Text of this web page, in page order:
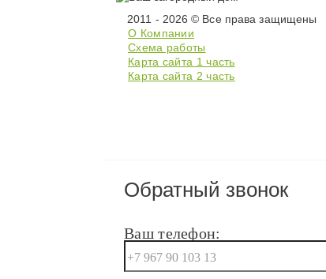
2011 - 2026 © Все права защищены
О Компании
Схема работы
Карта сайта 1 часть
Карта сайта 2 часть
Обратный звонок
Ваш телефон: